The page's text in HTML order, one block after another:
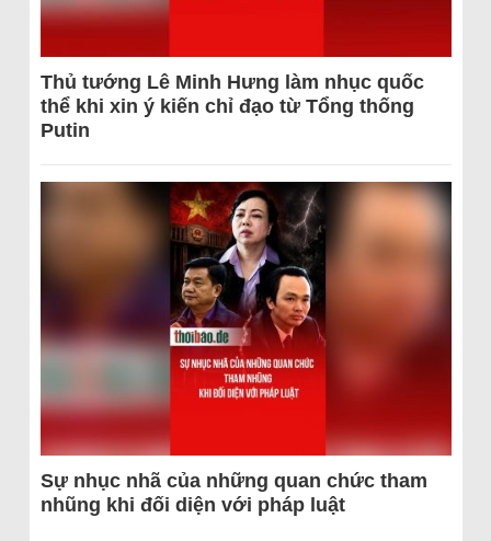
Thủ tướng Lê Minh Hưng làm nhục quốc
thể khi xin ý kiến chỉ đạo từ Tổng thống
Putin
Sự nhục nhã của những quan chức tham
nhũng khi đối diện với pháp luật